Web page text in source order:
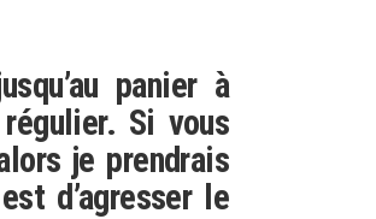
panier à
Si vous
je prendrais
d’agresser le